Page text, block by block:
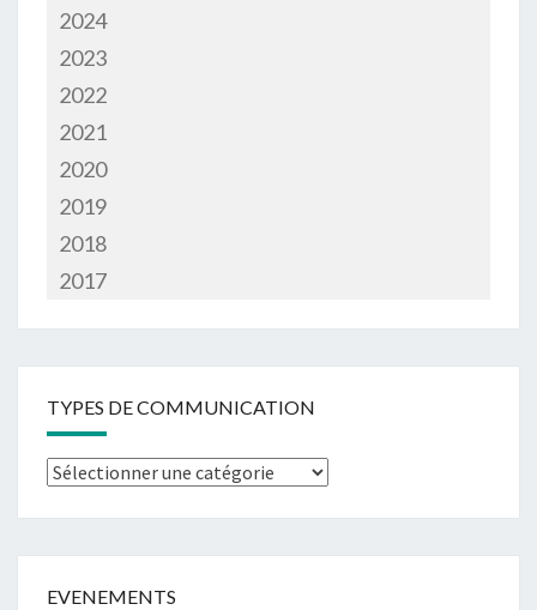
2024
2023
2022
2021
2020
2019
2018
2017
TYPES DE COMMUNICATION
Types
EVENEMENTS